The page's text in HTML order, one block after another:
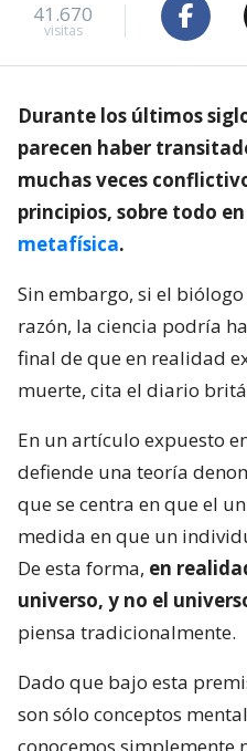
41.670
visitas
Durante los últimos
parecen haber
muchas veces
principios, sobre todo
metafísica.
Sin embargo, si el
razón, la ciencia podría
final de que en realidad
muerte, cita el diario
En un artículo expuesto
defiende una teoría
que se centra en que el
medida en que un
De esta forma, en
universo, y no el
piensa tradicionalmente.
Dado que bajo esta
son sólo conceptos
conocemos simplemente